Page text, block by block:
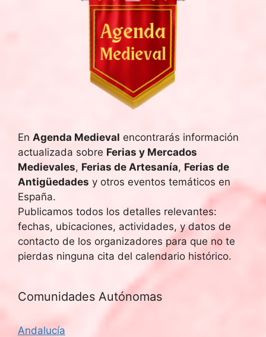
En Agenda Medieval encontrarás información
actualizada sobre Ferias y Mercados
Medievales, Ferias de Artesanía, Ferias de
Antigüedades y otros eventos temáticos en
España.
Publicamos todos los detalles relevantes:
fechas, ubicaciones, actividades, y datos de
contacto de los organizadores para que no te
pierdas ninguna cita del calendario histórico.
Comunidades Autónomas
Andalucía